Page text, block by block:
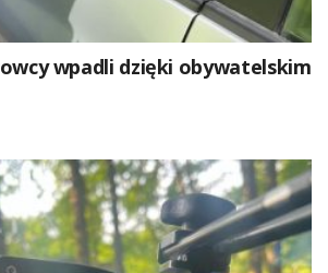
wpadli dzięki obywatelskim